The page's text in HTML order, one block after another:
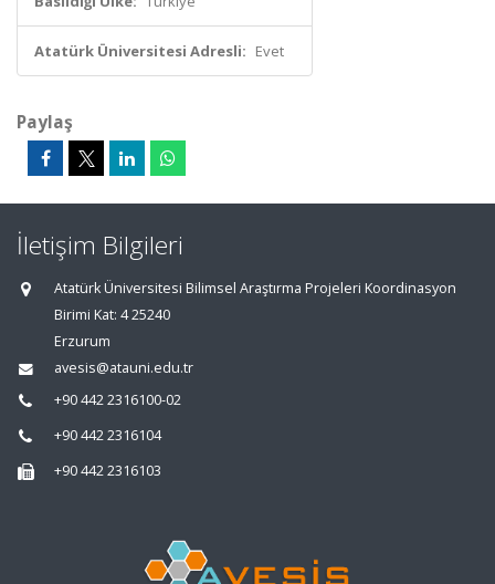
Atatürk Üniversitesi Adresli: Evet
Paylaş
İletişim Bilgileri
Atatürk Üniversitesi Bilimsel Araştırma Projeleri Koordinasyon
Birimi Kat: 4 25240
Erzurum
avesis@atauni.edu.tr
+90 442 2316100-02
+90 442 2316104
+90 442 2316103